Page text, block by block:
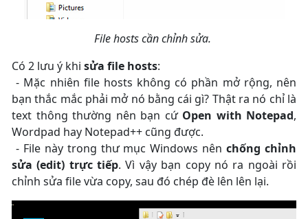
File hosts cần chỉnh sửa.
Có 2 lưu ý khi sửa file hosts:
- Mặc nhiên file hosts không có phần mở rộng, nên
bạn thắc mắc phải mở nó bằng cái gì? Thật ra nó chỉ là
text thông thường nên bạn cứ Open with Notepad,
Wordpad hay Notepad++ cũng được.
- File này trong thư mục Windows nênchống chỉnh
sửa (edit) trực tiếp. Vì vậy bạn copy nó ra ngoài rồi
chỉnh sửa file vừa copy, sau đó chép đè lên lên lại.